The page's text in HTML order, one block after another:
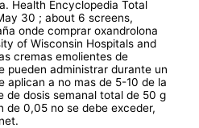
Health Encyclopedia Total
30 ; about 6 screens,
onde comprar oxandrolona
of Wisconsin Hospitals and
cremas emolientes de
pueden administrar durante un
aplican a no mas de 5-10 de la
de dosis semanal total de 50 g
de 0,05 no se debe exceder,